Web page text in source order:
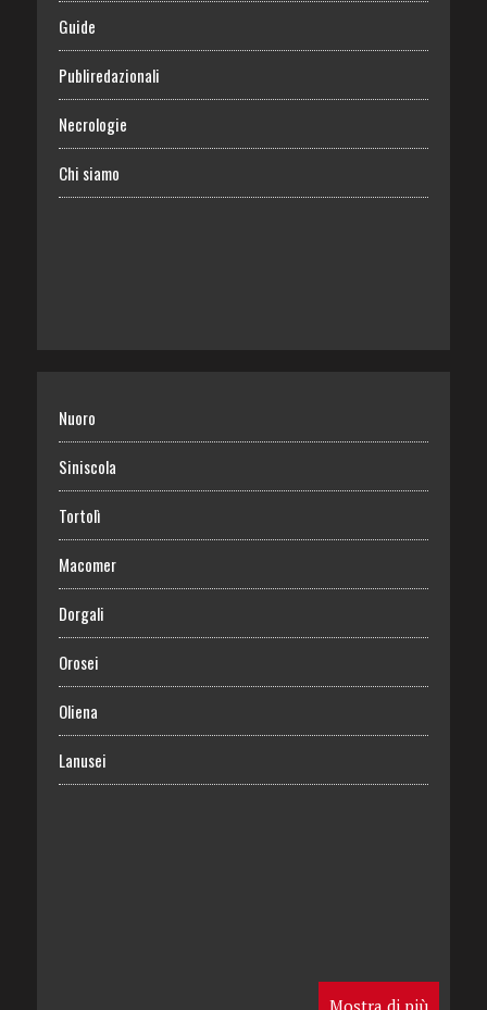
Guide
Publiredazionali
Necrologie
Chi siamo
Nuoro
Siniscola
Tortolì
Macomer
Dorgali
Orosei
Oliena
Lanusei
Mostra di più